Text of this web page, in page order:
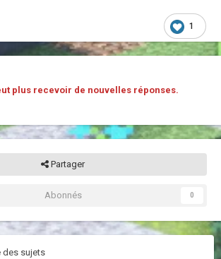
1
plus recevoir de nouvelles réponses.
Partager
Abonnés 0
des sujets